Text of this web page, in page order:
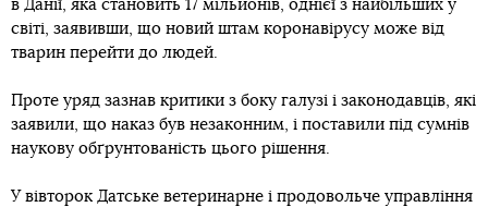
в Данії, яка становить 17 мільйонів, однієї з найбільших у
світі, заявивши, що новий штам коронавірусу може від
тварин перейти до людей.
Проте уряд зазнав критики з боку галузі і законодавців, які
заявили, що наказ був незаконним, і поставили під сумнів
наукову обґрунтованість цього рішення.
У вівторок Датське ветеринарне і продовольче управління